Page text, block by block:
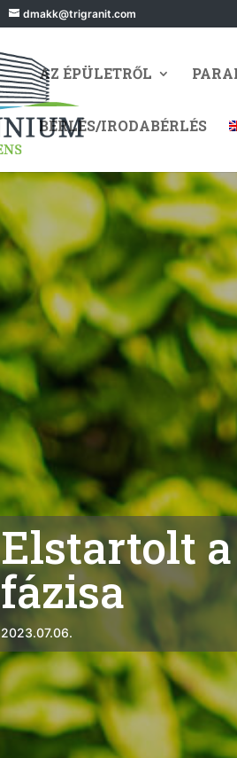
dmakk@trigranit.com
AZ ÉPÜLETRŐL
BÉRLÉS/IRODABÉRLÉS
Elstartolt
fázisa
2023.07.06.